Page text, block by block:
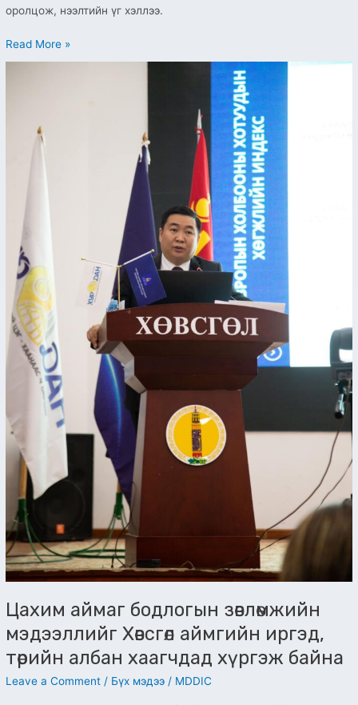
оролцож, нээлтийн үг хэллээ.
Read More »
Цахим аймаг бодлогын зөвлөмжийн
мэдээллийг Хөвсгөл аймгийн иргэд,
төрийн албан хаагчдад хүргэж байна
Leave a Comment / Бүх мэдээ / MDDIC
мэдээллийг
хаагчдад
хүргэж
байна